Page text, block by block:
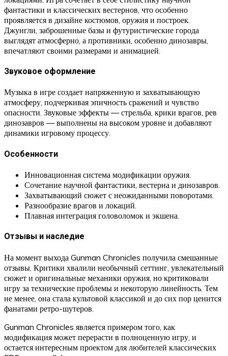
фантастики и классических вестернов, что особенно
проявляется в дизайне костюмов, оружия и построек.
Джунгли, заброшенные базы и футуристические города
выглядят атмосферно, а противники, особенно динозавры,
впечатляют своими размерами и анимацией.
Звуковое оформление
Музыка в игре создает напряженную и захватывающую
атмосферу, подчеркивая эпичность сражений и чувство
опасности. Звуковые эффекты — стрельба, крики врагов, рев
динозавров — выполнены на высоком уровне и добавляют
динамики игровому процессу.
Особенности
Инновационная система модификации оружия.
Сочетание научной фантастики, вестерна и динозавров.
Захватывающий сюжет с неожиданными поворотами.
Разнообразие врагов и локаций.
Плавная интеграция головоломок и экшена.
Отзывы и наследие
На момент выхода Gunman Chronicles получила смешанные
отзывы. Критики хвалили необычный сеттинг, увлекательный
сюжет и оригинальные механики оружия, но критиковали
игру за технические проблемы и некоторую линейность. Тем
не менее, она стала культовой классикой и до сих пор ценится
фанатами ретро-шутеров.
Gunman Chronicles является примером того, как
модификация может перерасти в полноценную игру, и
остается интересным проектом для любителей классических